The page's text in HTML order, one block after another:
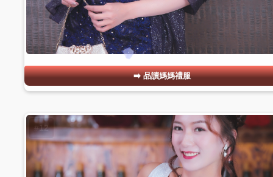
品讀媽媽禮服
#12